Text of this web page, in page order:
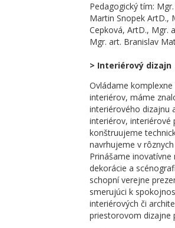
Pedagogický tím:
Martin Snopek ArtD.,
Cepková, ArtD., Mgr.
Mgr. art. Branislav
> Interiérový dizajn
Ovládame
interiérov, máme
interiérového dizajnu
interiérov, interiérové
konštruujeme
navrhujeme v
Prinášame
dekorácie a
schopní verejne
smerujúci k
interiérových či
priestorovom dizajne